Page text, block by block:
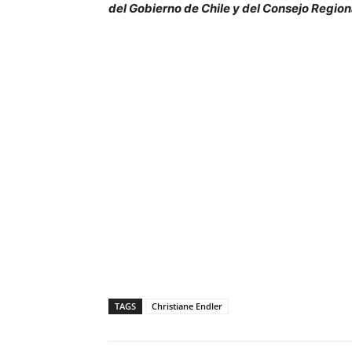
del Gobierno de Chile y del Consejo
TAGS Christiane Endler